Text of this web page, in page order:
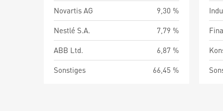
Novartis AG
9,30 %
Nestlé S.A.
7,79 %
ABB Ltd.
6,87 %
Sonstiges
66,45 %